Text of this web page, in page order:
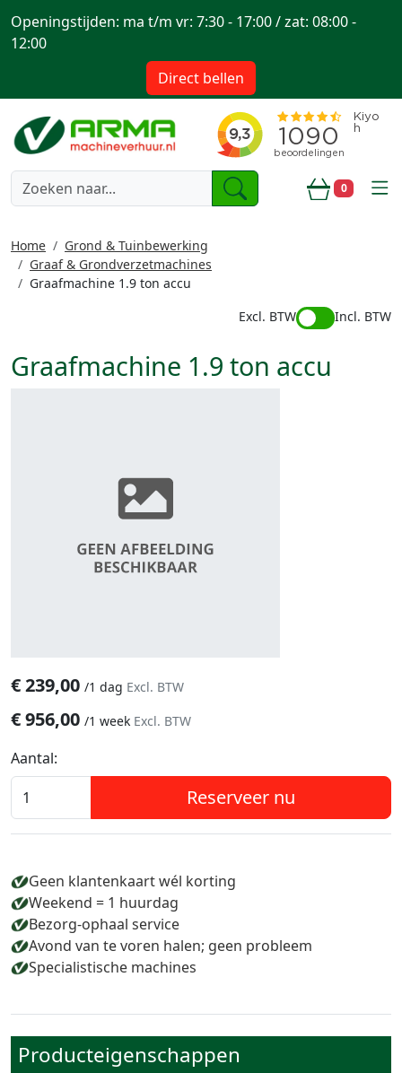
0
Openingstijden: ma t/m vr: 7:30 - 17:00 / zat: 08:00 -
12:00
Direct bellen
Home
Grond & Tuinbewerking
Graaf & Grondverzetmachines
Graafmachine 1.9 ton accu
Excl. BTW
Incl. BTW
Graafmachine 1.9 ton accu
€239,00 /1 dag Excl. BTW
€956,00 /1 week Excl. BTW
Aantal:
Reserveer nu
Geen klantenkaart wél korting
Weekend = 1 huurdag
Bezorg-ophaal service
Avond van te voren halen; geen probleem
Specialistische machines
Producteigenschappen